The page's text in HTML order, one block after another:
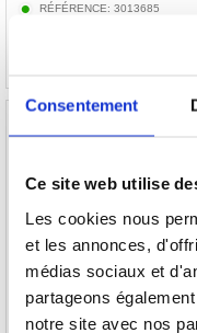
Consentement
Ce site web utilise
Les cookies nous
et les annonces,
médias sociaux et
partageons
notre site avec nos
RÉFÉRENCE: 3013685
Z Flip3 5G - 2370mAh
30,80EUR
RÉFÉRENCE:269870